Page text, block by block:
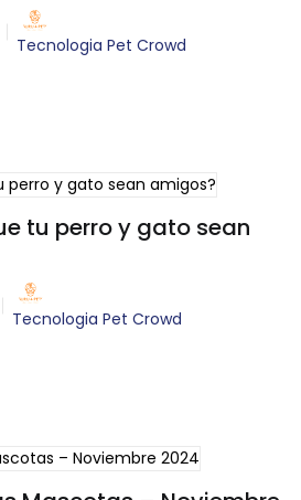
Tecnologia Pet Crowd
tu perro y gato sean
Tecnologia Pet Crowd